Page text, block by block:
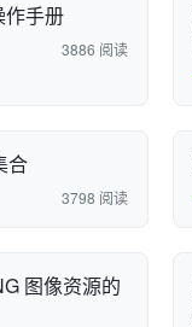
作手册
3886 阅读
合
3798 阅读
图像资源的